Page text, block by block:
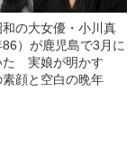
和の大女優・小川真
）が鹿児島で3月に
た 実娘が明かす
素顔と空白の晩年